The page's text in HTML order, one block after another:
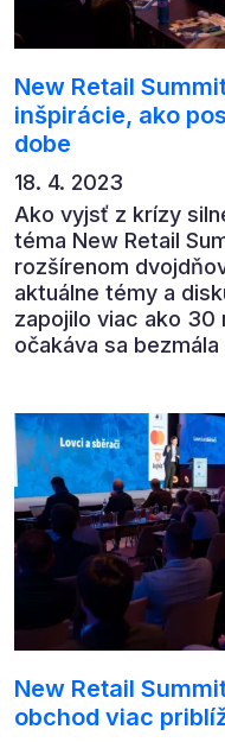
New Retail
inšpirácie, ako
dobe
18. 4. 2023
Ako vyjsť z krízy
téma New Retail
rozšírenom
aktuálne témy a
zapojilo viac ako 30
očakáva sa
New Retail
obchod viac